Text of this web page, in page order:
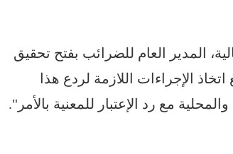
المدير العام للضرائب بفتح تحقيق
الإجراءات اللازمة لردع هذا
مع رد الإعتبار للمعنية بالأمر".